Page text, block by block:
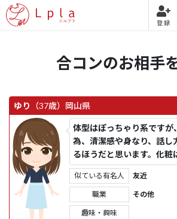
合コンのお相手
ゆり （37歳） 岡山県
体型はぽっちゃり系ですが
為、清潔感や身なり、話し
るほうだと思います。化粧
毛はロング、綺麗目な服と
似ている有名人 友近
職業 その他
趣味・興味